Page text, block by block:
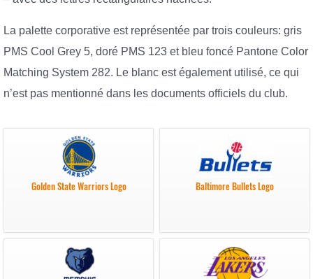
La palette corporative est représentée par trois couleurs: gris
PMS Cool Grey 5, doré PMS 123 et bleu foncé Pantone Color
Matching System 282. Le blanc est également utilisé, ce qui
n’est pas mentionné dans les documents officiels du club.
Golden State Warriors Logo Baltimore Bullets Logo